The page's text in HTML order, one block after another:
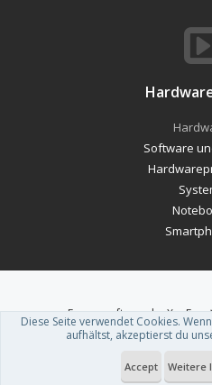
Software
Forum software by
Theme designed
Diese Seite verwendet Cookies.
aufhältst, akzeptierst du
Accept Weitere